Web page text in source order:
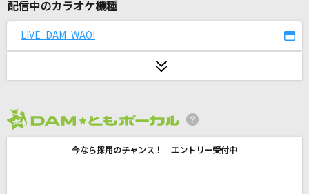
青春病
NEW KAWAII
FIELD OF VIEW(the FIELD OF VIEW)
配信中のカラオケ機種
LIVE DAM WAO!
今なら採用のチャンス！ エントリー受付中